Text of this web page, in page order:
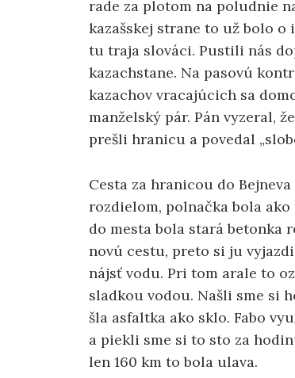
rade za plotom na poludnie
kazašskej strane to už bolo o
tu traja slováci. Pustili nás
kazachstane. Na pasovú
kazachov vracajúcich sa
manželský pár. Pán vyzeral,
prešli hranicu a povedal
Cesta za hranicou do
rozdielom, polnačka bola
do mesta bola stará betonka
novú cestu, preto si ju
nájsť vodu. Pri tom arale to
sladkou vodou. Našli sme si
šla asfaltka ako sklo. Fabo
a piekli sme si to sto za
len 160 km to bola ulava.